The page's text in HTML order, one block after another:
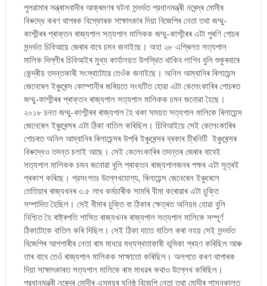
পুলৱামাৰ সন্ত্ৰাসবাদীৰ আক্ৰমণৰ ঘটনা সন্দৰ্ভত প্রধানমন্ত্ৰী নৰেন্দ্ৰ মোদীৰ
বিৰুদ্ধে কৰণ থাপৰক বিস্ফোৰক সাক্ষাৎকাৰ দিয়া বিজেপিৰ নেতা তথা জম্মু-
কাশ্মীৰৰ প্ৰাক্তন ৰাজ্যপাল সত্যপাল মালিকক জম্মু-কাশ্মীৰৰ এটা পুৰণি গোচৰ
সন্দৰ্ভত চিবিআয়ে জেৰাৰ বাবে চমন জনাইছে। অহা ২৮ এপ্ৰিলত সত্যপাল
মালিক দিল্লীৰ চিবিআইৰ মুখ্য কাৰ্যালয়ত উপস্থিত থাকিব লাগিব বুলি শুকুৰবাৰে
কেন্দ্ৰীয় তদন্তকাৰী সংস্থাটোৱে তেওঁক জনাইছে। অনিল আম্বানিৰ ৰিলায়েন্স
জেনেৰেল ইঞ্চুৰেন্স কোম্পানীৰ জৰিয়তে সংঘটিত হোৱা এটা কেলেংকাৰিৰ গোচৰত
জম্মু-কাশ্মীৰৰ প্ৰাক্তন ৰাজ্যপাল সত্যপাল মালিকক চমন জনোৱা হৈছে।
২০১৮ চনত জম্মু-কাশ্মীৰৰ ৰাজ্যপাল হৈ থকা সময়ত সত্যপাল মালিকে ৰিলায়েন্স
জেনেৰেল ইঞ্চুৰেন্সৰ এটা ঠিকা বাতিল কৰিছিল। চিবিআইয়ে সেই কেলেংকাৰিৰ
গোচৰত অনিল আম্বানিৰ ৰিলায়েন্সৰ উপৰি ইঞ্চুৰেন্সৰ ব্ৰকাৰ ট্ৰিনিটি ইঞ্চুৰেন্সৰ
বিৰুদ্ধেও তদন্ত চলাই আছে। সেই কেলেংকাৰিৰ তদন্তৰ জেৰাৰ বাবেই
সত্যপাল মালিকক চমন জনোৱা বুলি প্ৰাক্তন ৰাজ্যপালজনৰ পক্ষৰ এটা সূত্ৰই
প্ৰকাশ কৰিছে। প্রসংগতঃ উল্লেখযোগ্য, ৰিলায়েন্স জেনেৰেল ইঞ্চুৰেলে
তেতিয়াৰ ৰাজ্যখনৰ ৩.৫ লাখ কৰ্মচাৰীক সামৰি বীমা কৰোৱাৰ এটা চুক্তি
সম্পাদিত হৈছিল। সেই বীমাৰ চুক্তি বা ঠিকাৰ ক্ষেত্ৰত অনিয়ম হোৱা বুলি
নিশ্চিত হৈ ৰাষ্ট্ৰপতি শাসিত ৰাজ্যখনৰ ৰাজ্যপাল সত্যপাল মালিকে সম্পূর্ণ
ঠিকাটোকে বাতিল কৰি দিছিল। সেই ঠিকা যাতে বাতিল কৰা নহয় সেই সন্দৰ্ভত
বিজেপিৰ আগশাৰীৰ নেতা ৰাম মাধৱে মধ্যস্থতাকাৰী ভূমিকা গ্ৰহণ কৰিছিল আৰু
তাৰ বাবে তেওঁ ৰাজ্যপাল মালিকক সাক্ষাতো কৰিছিল। অলপতে কৰণ থাপাৰক
দিয়া সাক্ষাৎকাৰত সত্যপাল মালিকে ৰাম মাধৱৰ কথাও উল্লেখ কৰিছিল।
প্রধানমন্ত্ৰী নৰেন্দ্ৰ মোদীৰ এসময়ৰ ঘনিষ্ঠ বিজেপি নেতা তথা মোদীৰ শাসনকালত